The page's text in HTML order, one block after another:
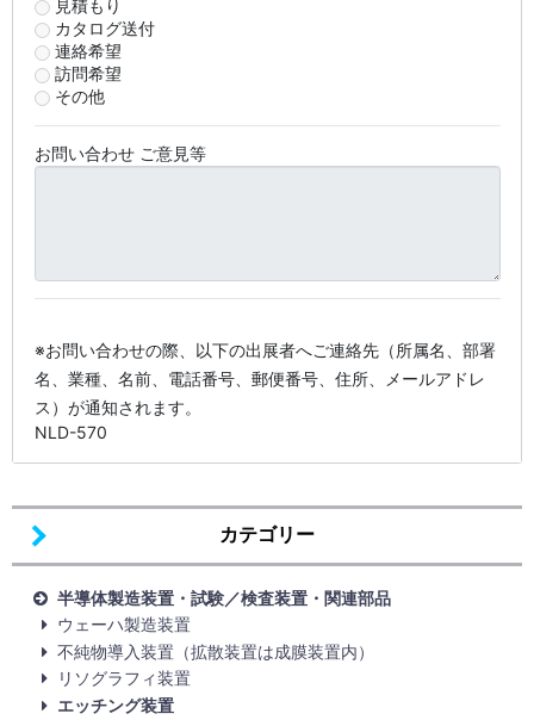
カテゴリー
半導体製造装置・試験／検査装置・関連部品
ウェーハ製造装置
不純物導入装置（拡散装置は成膜装置内）
リソグラフィ装置
エッチング装置
見積もり
カタログ送付
連絡希望
訪問希望
その他
お問い合わせ ご意見等
※お問い合わせの際、以下の出展者へご連絡先（所属名、部署
名、業種、名前、電話番号、郵便番号、住所、メールアドレ
ス）が通知されます。
NLD-570